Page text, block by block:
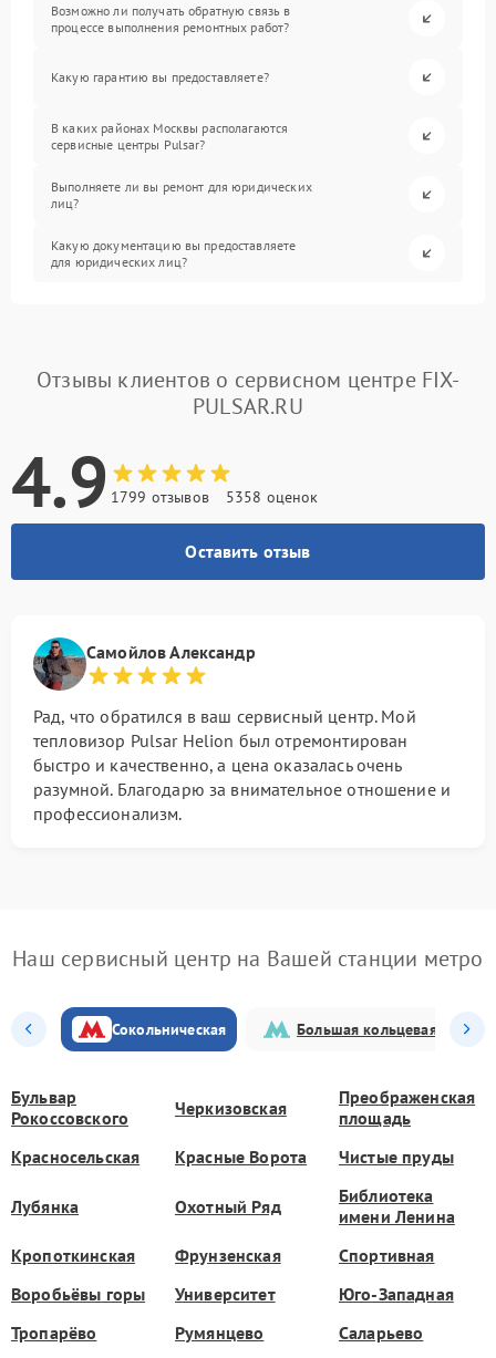
Возможно ли получать обратную связь в
процессе выполнения ремонтных работ?
Какую гарантию вы предоставляете?
В каких районах Москвы располагаются
сервисные центры Pulsar?
Выполняете ли вы ремонт для юридических
лиц?
Какую документацию вы предоставляете
для юридических лиц?
Отзывы клиентов о сервисном центре FIX-
PULSAR.RU
4.9 1799 отзывов 5358 оценок
Оставить отзыв
Самойлов Александр
Рад, что обратился в ваш сервисный центр. Мой
тепловизор Pulsar Helion был отремонтирован
быстро и качественно, а цена оказалась очень
разумной. Благодарю за внимательное отношение и
профессионализм.
Наш сервисный центр на Вашей станции метро
Сокольническая Большая кольцевая
Бульвар
Рокоссовского
Черкизовская
Преображенская
площадь
Красносельская
Красные Ворота Чистые пруды
Лубянка Охотный Ряд
Библиотека
имени Ленина
Кропоткинская
Фрунзенская
Спортивная
Воробьёвы горы
Университет
Юго-Западная
Тропарёво
Румянцево
Саларьево